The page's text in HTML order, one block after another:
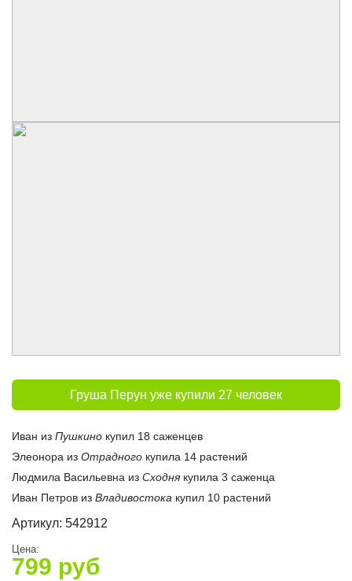
Груша Перун уже купили 27 человек
Иван из Пушкино купил 18 саженцев
Элеонора из Отрадного купила 14 растений
Людмила Васильевна из Сходня купила 3 саженца
Иван Петров из Владивостока купил 10 растений
Артикул: 542912
Цена:
799 руб